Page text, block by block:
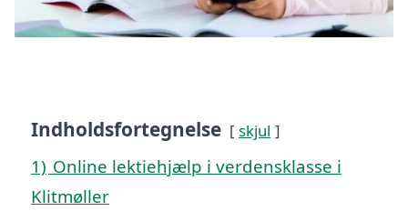
Indholdsfortegnelse skjul
1) Online lektiehjælp i verdensklasse i
Klitmøller